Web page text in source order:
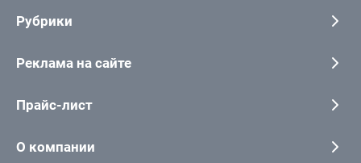
Рубрики
Реклама на сайте
Прайс-лист
О компании